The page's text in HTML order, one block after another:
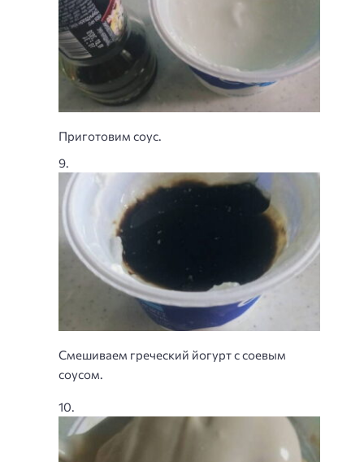
Приготовим соус.
Смешиваем греческий йогурт с соевым
соусом.